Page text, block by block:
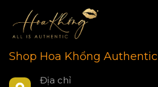
Shop Hoa Khổng Authentic
Địa chỉ